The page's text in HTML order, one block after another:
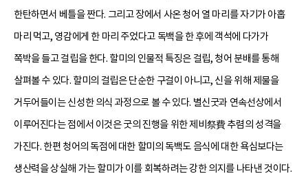
한탄하면서 베틀을 짠다. 그리고 장에서 사온 청어 열 마리를 자기가 아홉
마리 먹고, 영감에게 한 마리 주었다고 독백을 한 후에 객석에 다가가
쪽박을 들고 걸립을 한다. 할미의 인물적 특징은 걸립, 청어 분배를 통해
살펴볼 수 있다. 할미의 걸립은 단순한 구걸이 아니고, 신을 위해 제물을
거두어들이는 신성한 의식 과정으로 볼 수 있다. 별신굿과 연속선상에서
이루어진다는 점에서 이것은 굿의 진행을 위한 제비祭費 추렴의 성격을
가진다. 한편 청어의 독점에 대한 할미의 독백도 음식에 대한 욕심보다는
생산력을 상실해 가는 할미가 이를 회복하려는 강한 의지를 나타낸 것이다.